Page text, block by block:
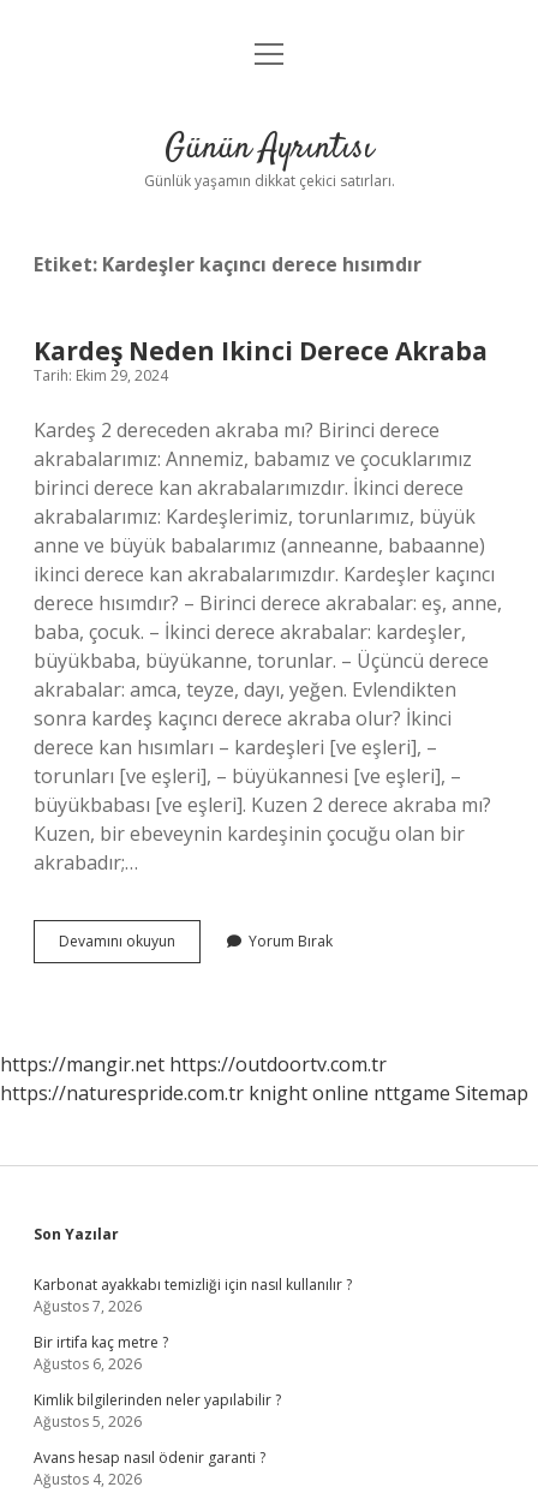
Anasayfa
Yasal Uyarı
menüyü
Günün Ayrıntısı
Günlük yaşamın dikkat çekici satırları.
Etiket: Kardeşler kaçıncı derece hısımdır
Kardeş Neden Ikinci Derece Akraba
Tarih: Ekim 29, 2024
Kardeş 2 dereceden akraba mı? Birinci derece
akrabalarımız: Annemiz, babamız ve çocuklarımız
birinci derece kan akrabalarımızdır. İkinci derece
akrabalarımız: Kardeşlerimiz, torunlarımız, büyük
anne ve büyük babalarımız (anneanne, babaanne)
ikinci derece kan akrabalarımızdır. Kardeşler kaçıncı
derece hısımdır? – Birinci derece akrabalar: eş, anne,
baba, çocuk. – İkinci derece akrabalar: kardeşler,
büyükbaba, büyükanne, torunlar. – Üçüncü derece
akrabalar: amca, teyze, dayı, yeğen. Evlendikten
sonra kardeş kaçıncı derece akraba olur? İkinci
derece kan hısımları – kardeşleri [ve eşleri], –
torunları [ve eşleri], – büyükannesi [ve eşleri], –
büyükbabası [ve eşleri]. Kuzen 2 derece akraba mı?
Kuzen, bir ebeveynin kardeşinin çocuğu olan bir
akrabadır;…
Devamını okuyun
Neden
Yorum Bırak
https://mangir.net https://outdoortv.com.tr
https://naturespride.com.tr knight online nttgame Sitemap
Sidebar
Son Yazılar
Karbonat ayakkabı temizliği için nasıl kullanılır ?
Ağustos 7, 2026
Bir irtifa kaç metre ?
Ağustos 6, 2026
Kimlik bilgilerinden neler yapılabilir ?
Ağustos 5, 2026
Avans hesap nasıl ödenir garanti ?
Ağustos 4, 2026